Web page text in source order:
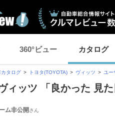
360°ビュー カタログ
カタログ トヨタ(TOYOTA) ヴィッツ ユー
ィッツ 「良かった 見
ム非公開さん